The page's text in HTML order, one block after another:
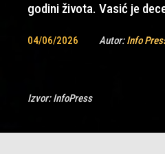
godini života. Vasić je
04/06/2026 Autor:Info
Izvor:InfoPress